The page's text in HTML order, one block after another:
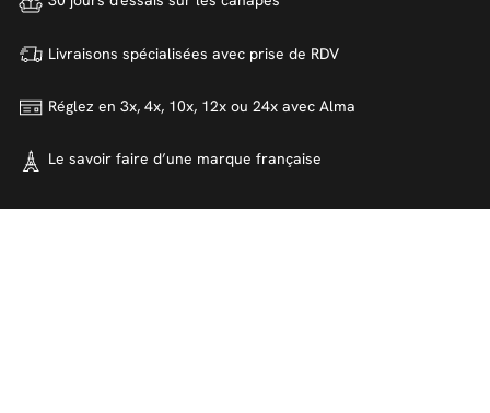
Livraisons spécialisées avec prise de RDV
Réglez en 3x, 4x, 10x, 12x ou 24x avec Alma
Le savoir faire d’une marque française